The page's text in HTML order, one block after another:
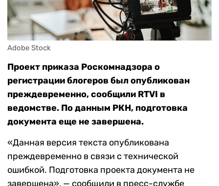
Adobe Stock
Проект приказа Роскомнадзора о
регистрации блогеров был опубликован
преждевременно, сообщили RTVI в
ведомстве. По данным РКН, подготовка
документа еще не завершена.
«Данная версия текста опубликована
преждевременно в связи с технической
ошибкой. Подготовка проекта документа не
завершена», — сообщили в пресс-службе